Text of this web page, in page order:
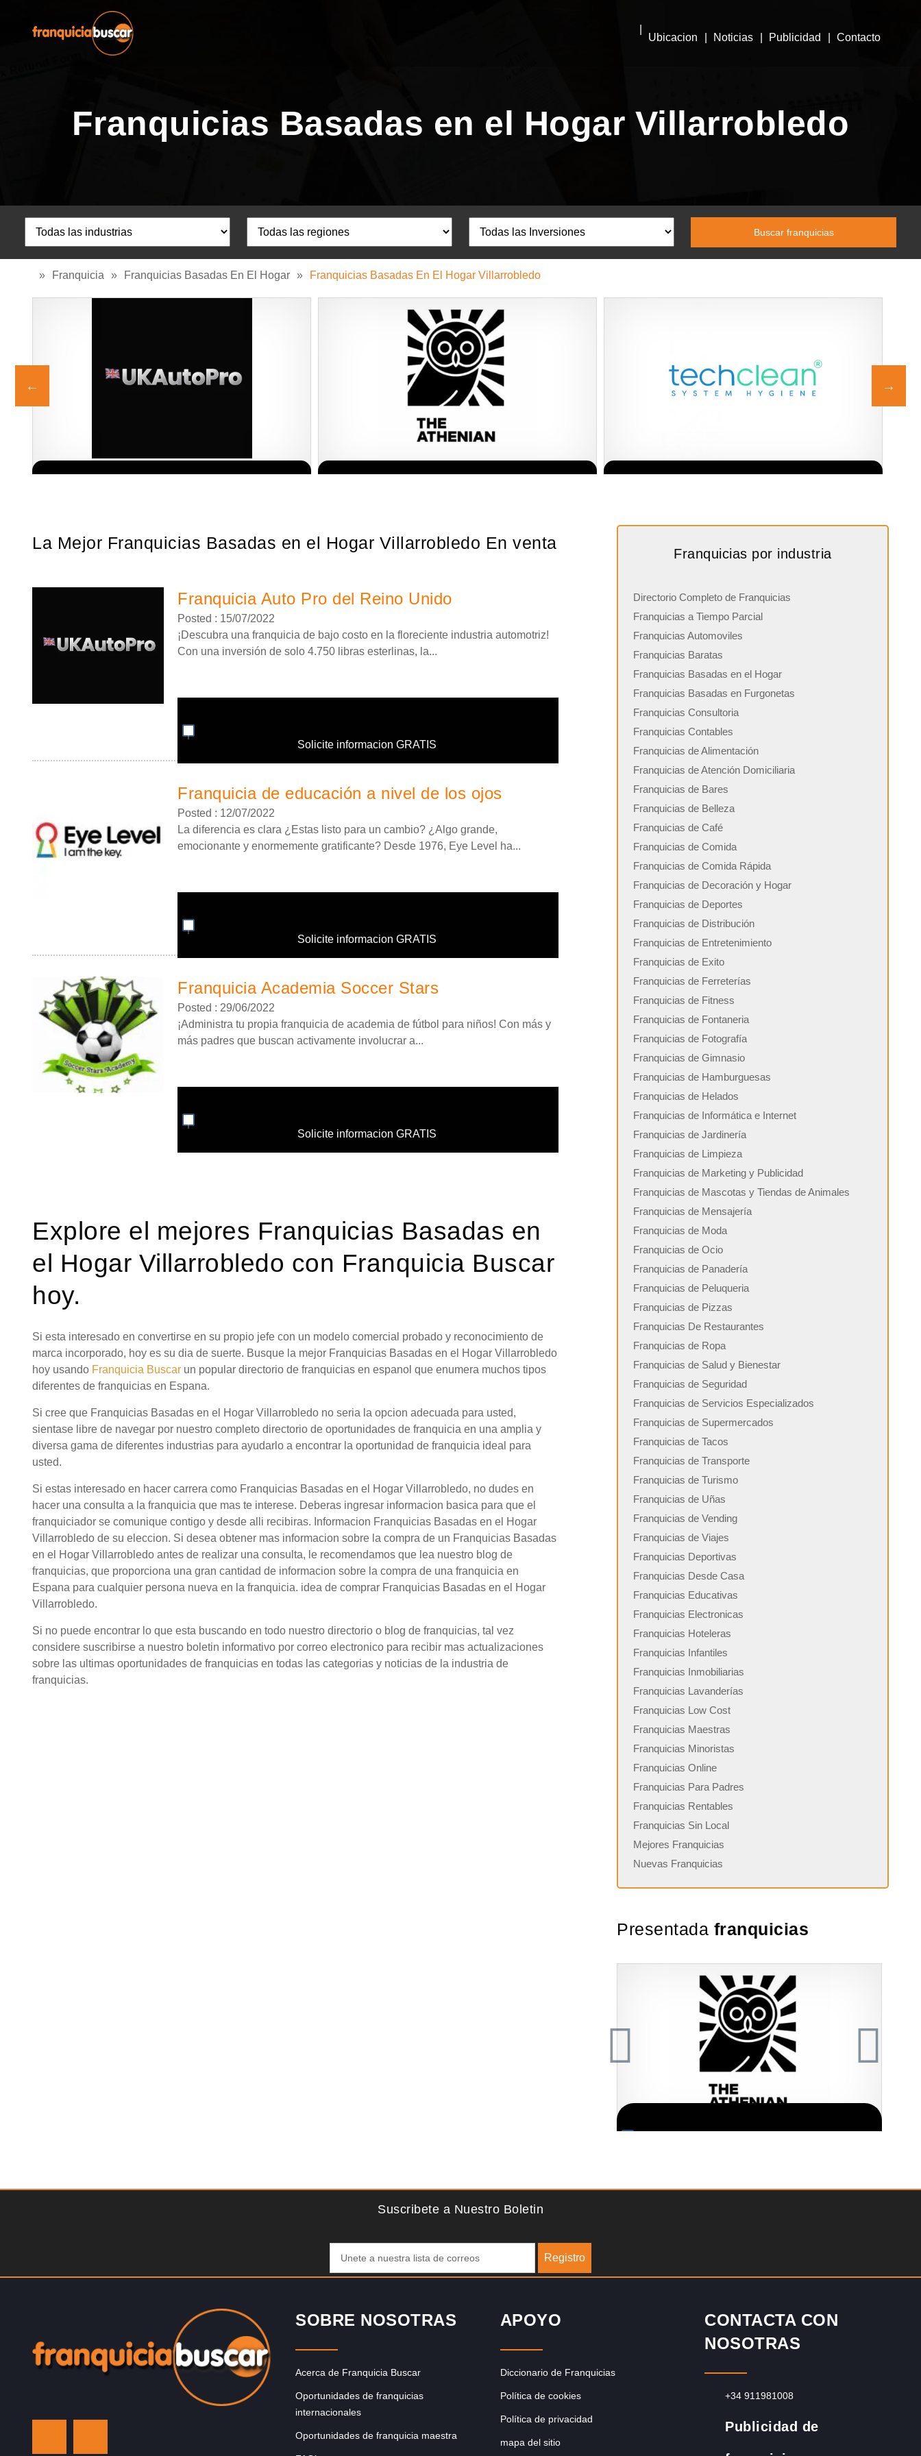
Ubicacion Noticias Publicidad Contacto
Franquicias Basadas en el Hogar Villarrobledo
» Franquicia » Franquicias Basadas En El Hogar » Franquicias Basadas En El Hogar Villarrobledo
La Mejor Franquicias Basadas en el Hogar Villarrobledo En venta
Franquicia Auto Pro del Reino Unido
Posted : 15/07/2022
¡Descubra una franquicia de bajo costo en la floreciente industria automotriz!
Con una inversión de solo 4.750 libras esterlinas, la...
Solicite informacion GRATIS
Franquicia de educación a nivel de los ojos
Posted : 12/07/2022
La diferencia es clara ¿Estas listo para un cambio? ¿Algo grande,
emocionante y enormemente gratificante? Desde 1976, Eye Level ha...
Solicite informacion GRATIS
Franquicia Academia Soccer Stars
Posted : 29/06/2022
¡Administra tu propia franquicia de academia de fútbol para niños! Con más y
más padres que buscan activamente involucrar a...
Solicite informacion GRATIS
Explore el mejores Franquicias Basadas en
el Hogar Villarrobledo con Franquicia Buscar
hoy.
Si esta interesado en convertirse en su propio jefe con un modelo comercial probado y reconocimiento de
marca incorporado, hoy es su dia de suerte. Busque la mejor Franquicias Basadas en el Hogar Villarrobledo
hoy usando Franquicia Buscar un popular directorio de franquicias en espanol que enumera muchos tipos
diferentes de franquicias en Espana.
Si cree que Franquicias Basadas en el Hogar Villarrobledo no seria la opcion adecuada para usted,
sientase libre de navegar por nuestro completo directorio de oportunidades de franquicia en una amplia y
diversa gama de diferentes industrias para ayudarlo a encontrar la oportunidad de franquicia ideal para
usted.
Si estas interesado en hacer carrera como Franquicias Basadas en el Hogar Villarrobledo, no dudes en
hacer una consulta a la franquicia que mas te interese. Deberas ingresar informacion basica para que el
franquiciador se comunique contigo y desde alli recibiras. Informacion Franquicias Basadas en el Hogar
Villarrobledo de su eleccion. Si desea obtener mas informacion sobre la compra de un Franquicias Basadas
en el Hogar Villarrobledo antes de realizar una consulta, le recomendamos que lea nuestro blog de
franquicias, que proporciona una gran cantidad de informacion sobre la compra de una franquicia en
Espana para cualquier persona nueva en la franquicia. idea de comprar Franquicias Basadas en el Hogar
Villarrobledo.
Si no puede encontrar lo que esta buscando en todo nuestro directorio o blog de franquicias, tal vez
considere suscribirse a nuestro boletin informativo por correo electronico para recibir mas actualizaciones
sobre las ultimas oportunidades de franquicias en todas las categorias y noticias de la industria de
franquicias.
Franquicias por industria
Directorio Completo de Franquicias
Franquicias a Tiempo Parcial
Franquicias Automoviles
Franquicias Baratas
Franquicias Basadas en el Hogar
Franquicias Basadas en Furgonetas
Franquicias Consultoria
Franquicias Contables
Franquicias de Alimentación
Franquicias de Atención Domiciliaria
Franquicias de Bares
Franquicias de Belleza
Franquicias de Café
Franquicias de Comida
Franquicias de Comida Rápida
Franquicias de Decoración y Hogar
Franquicias de Deportes
Franquicias de Distribución
Franquicias de Entretenimiento
Franquicias de Exito
Franquicias de Ferreterías
Franquicias de Fitness
Franquicias de Fontaneria
Franquicias de Fotografía
Franquicias de Gimnasio
Franquicias de Hamburguesas
Franquicias de Helados
Franquicias de Informática e Internet
Franquicias de Jardinería
Franquicias de Limpieza
Franquicias de Marketing y Publicidad
Franquicias de Mascotas y Tiendas de Animales
Franquicias de Mensajería
Franquicias de Moda
Franquicias de Ocio
Franquicias de Panadería
Franquicias de Peluqueria
Franquicias de Pizzas
Franquicias De Restaurantes
Franquicias de Ropa
Franquicias de Salud y Bienestar
Franquicias de Seguridad
Franquicias de Servicios Especializados
Franquicias de Supermercados
Franquicias de Tacos
Franquicias de Transporte
Franquicias de Turismo
Franquicias de Uñas
Franquicias de Vending
Franquicias de Viajes
Franquicias Deportivas
Franquicias Desde Casa
Franquicias Educativas
Franquicias Electronicas
Franquicias Hoteleras
Franquicias Infantiles
Franquicias Inmobiliarias
Franquicias Lavanderías
Franquicias Low Cost
Franquicias Maestras
Franquicias Minoristas
Franquicias Online
Franquicias Para Padres
Franquicias Rentables
Franquicias Sin Local
Mejores Franquicias
Nuevas Franquicias
Presentada franquicias
efectivo…
franquicia ateniense y benefíciese de…
esterlinas, la…
Suscribete a Nuestro Boletin
Registro
SOBRE NOSOTRAS
Acerca de Franquicia Buscar
Oportunidades de franquicias
internacionales
Oportunidades de franquicia maestra
APOYO
Diccionario de Franquicias
Política de cookies
Política de privacidad
mapa del sitio
CONTACTA CON
NOSOTRAS
+34 911981008
Publicidad de